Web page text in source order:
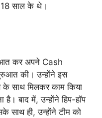
18 साल के थे।
कर अपने Cash
की। उन्होंने इस
के साथ मिलकर काम किया
है। बाद में, उन्होंने हिप-हॉप
साथ ही, उन्होंने टीम को